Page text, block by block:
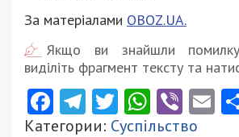
За матеріалами OBOZ.UA.
Якщо ви знайшли
виділіть фрагмент тексту та
Facebook
Telegram
Twitter
Категории: Суспільство